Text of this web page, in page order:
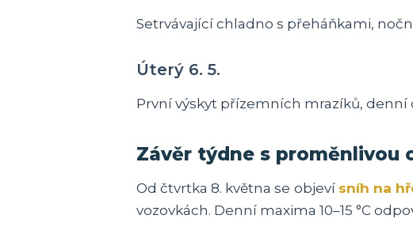
Setrvávající chladno s přeháňkami,
Úterý 6. 5.
První výskyt přízemních mrazíků, denní
Závěr týdne s proměnlivou
Od čtvrtka 8. května se objeví sníh na
vozovkách. Denní maxima 10–15 °C